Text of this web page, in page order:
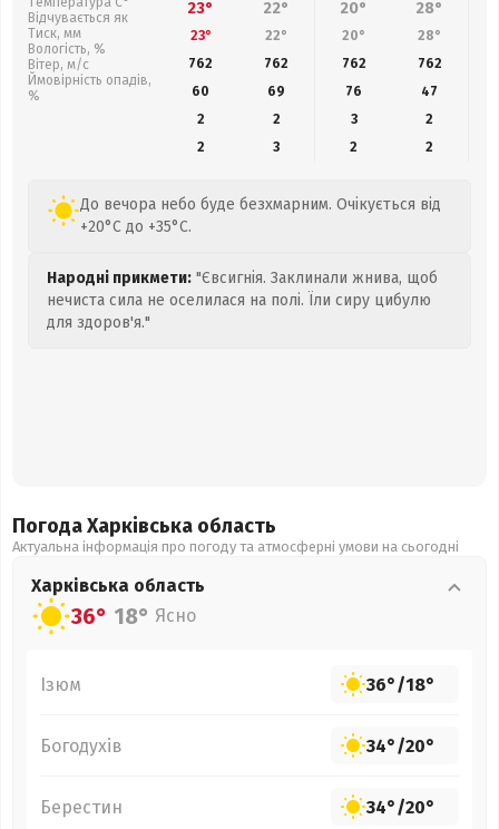
Відчувається як
Тиск, мм
Вологість, %
Вітер, м/с
Ймовірність опадів,
%
23° 22° 20° 28°
23° 22° 20° 28°
762
762 762 762
60
69 76 47
2
2 3
2
2
3 2 2
До вечора небо буде безхмарним. Очікується від
+20°C до +35°C.
Народні прикмети: "Євсигнія. Заклинали жнива, щоб
нечиста сила не оселилася на полі. Їли сиру цибулю
для здоров'я."
Погода Харківська область
Актуальна інформація про погоду та атмосферні умови на сьогодні
Харківська область
36° 18° Ясно
Ізюм 36°/18°
Богодухів 34°/20°
Берестин 34°/20°